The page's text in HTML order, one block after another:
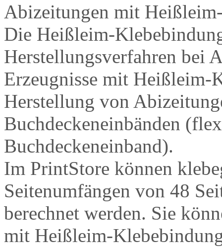
Abizeitungen mit
Die Heißleim-
Herstellungsverfahren bei
Erzeugnisse mit Heißleim-
Herstellung von
Buchdeckeneinbänden
Buchdeckeneinband).
Im PrintStore können
Seitenumfängen von 48
berechnet werden. Sie
mit Heißleim-